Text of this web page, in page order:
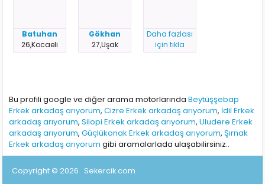
Batuhan
26,Kocaeli
Gökhan
27,Uşak
Daha fazlası
için tıkla
Bu profili google ve diğer arama motorlarındaBeytüşşebap
Erkek arkadaş arıyorum,Cizre Erkek arkadaş arıyorum, İdil Erkek
arkadaş arıyorum,Silopi Erkek arkadaş arıyorum,Uludere Erkek
arkadaş arıyorum,Güçlükonak Erkek arkadaş arıyorum,Şırnak
Erkek arkadaş arıyorum gibi aramalarlada ulaşabilirsiniz..
Copyright © 2026 Sekercik.com